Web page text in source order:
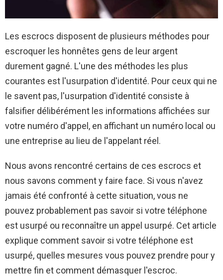
Les escrocs disposent de plusieurs méthodes pour
escroquer les honnêtes gens de leur argent
durement gagné. L'une des méthodes les plus
courantes est l'usurpation d'identité. Pour ceux qui ne
le savent pas, l'usurpation d'identité consiste à
falsifier délibérément les informations affichées sur
votre numéro d'appel, en affichant un numéro local ou
une entreprise au lieu de l'appelant réel.
Nous avons rencontré certains de ces escrocs et
nous savons comment y faire face. Si vous n'avez
jamais été confronté à cette situation, vous ne
pouvez probablement pas savoir si votre téléphone
est usurpé ou reconnaître un appel usurpé. Cet article
explique comment savoir si votre téléphone est
usurpé, quelles mesures vous pouvez prendre pour y
mettre fin et comment démasquer l'escroc.